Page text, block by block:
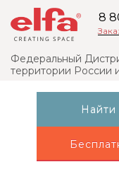
8
Федеральный
территории России